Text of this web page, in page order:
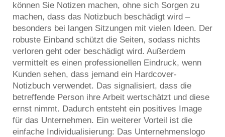
können Sie Notizen machen, ohne sich Sorgen zu
machen, dass das Notizbuch beschädigt wird –
besonders bei langen Sitzungen mit vielen Ideen. Der
robuste Einband schützt die Seiten, sodass nichts
verloren geht oder beschädigt wird. Außerdem
vermittelt es einen professionellen Eindruck, wenn
Kunden sehen, dass jemand ein Hardcover-
Notizbuch verwendet. Das signalisiert, dass die
betreffende Person ihre Arbeit wertschätzt und diese
ernst nimmt. Dadurch entsteht ein positives Image
für das Unternehmen. Ein weiterer Vorteil ist die
einfache Individualisierung: Das Unternehmenslogo